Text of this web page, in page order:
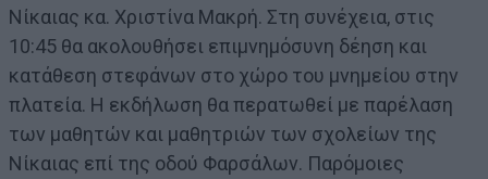
Νίκαιας κα. Χριστίνα Μακρή. Στη συνέχεια, στις
10:45 θα ακολουθήσει επιμνημόσυνη δέηση και
κατάθεση στεφάνων στο χώρο του μνημείου στην
πλατεία. Η εκδήλωση θα περατωθεί με παρέλαση
των μαθητών και μαθητριών των σχολείων της
Νίκαιας επί της οδού Φαρσάλων. Παρόμοιες